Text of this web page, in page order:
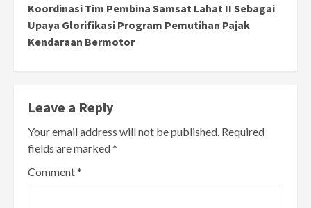
Koordinasi Tim Pembina Samsat Lahat II Sebagai
Upaya Glorifikasi Program Pemutihan Pajak
Kendaraan Bermotor
Leave a Reply
Your email address will not be published. Required
fields are marked*
Comment*